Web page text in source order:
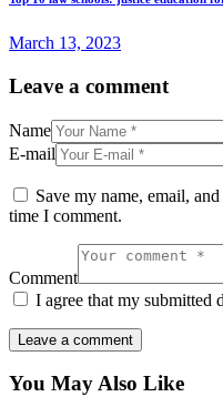
March 13, 2023
Leave a comment
Name
E-mail
Save my name, email,
time I comment.
Comment
I agree that my submitted
You May Also Like